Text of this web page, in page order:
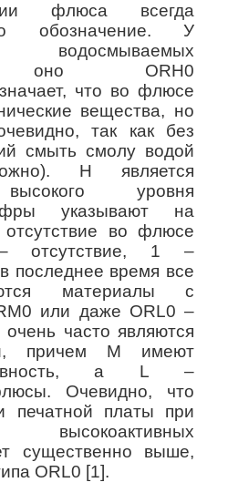
флюса всегда
обозначение. У
водосмываемых
оно ORH0
что во флюсе
вещества, но
так как без
смыть смолу водой
Н является
уровня
указывают на
отсутствие во флюсе
отсутствие, 1 –
последнее время все
материалы с
0 или даже ORL0 –
часто являются
причем M имеют
а L –
Очевидно, что
печатной платы при
высокоактивных
существенно выше,
ORL0 [1].